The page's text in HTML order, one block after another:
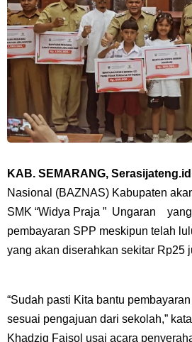
KAB. SEMARANG, Serasijateng.id
Nasional (BAZNAS) Kabupaten
SMK “Widya Praja ” Ungaran
pembayaran SPP meskipun telah
yang akan diserahkan sekitar Rp25
“Sudah pasti Kita bantu
sesuai pengajuan dari sekolah,”
Khadziq Faisol usai acara